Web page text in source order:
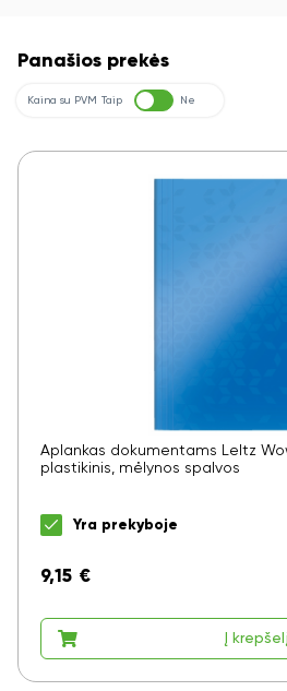
Panašios prekės
Kaina su PVM Taip Ne
Aplankas dokumentams LeItz
plastikinis, mėlynos spalvos
Yra prekyboje
9,15 €
Į krepšelį